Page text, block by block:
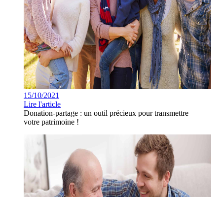
15/10/2021
Lire l'article
Donation-partage : un outil précieux pour transmettre
votre patrimoine !